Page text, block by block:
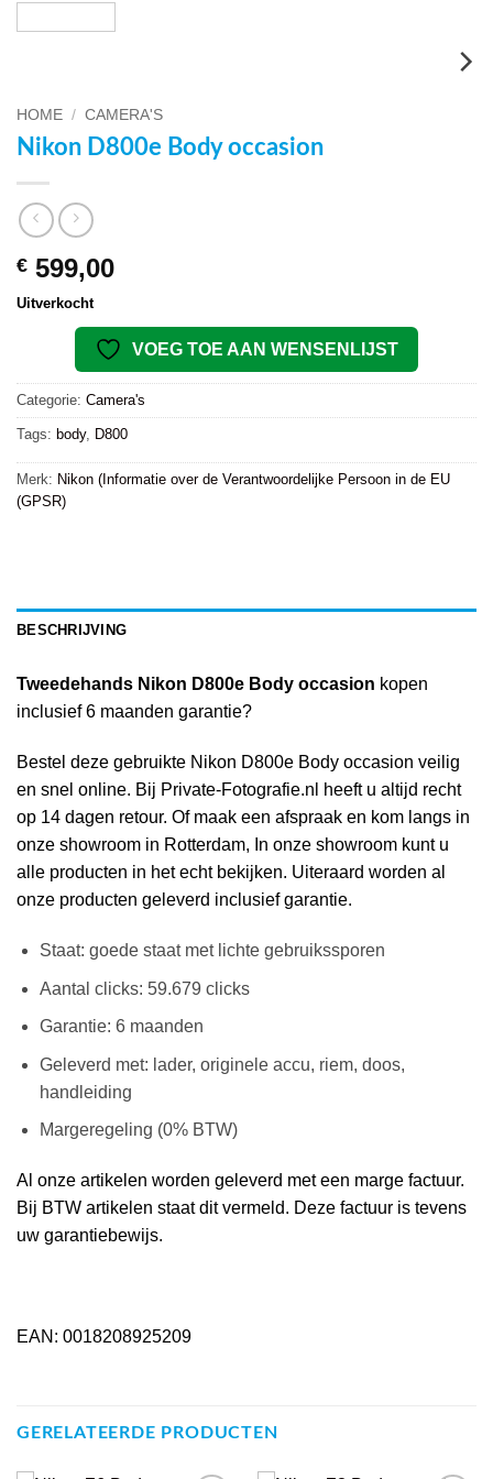
HOME / CAMERA'S
Nikon D800e Body occasion
€ 599,00
Uitverkocht
VOEG TOE AAN WENSENLIJST
Categorie: Camera's
Tags: body, D800
Merk: Nikon (Informatie over de Verantwoordelijke Persoon in de EU
(GPSR)
BESCHRIJVING
Tweedehands Nikon D800e Body occasion kopen
inclusief 6 maanden garantie?
Bestel deze gebruikte Nikon D800e Body occasion veilig
en snel online. Bij Private-Fotografie.nl heeft u altijd recht
op 14 dagen retour. Of maak een afspraak en kom langs in
onze showroom in Rotterdam, In onze showroom kunt u
alle producten in het echt bekijken. Uiteraard worden al
onze producten geleverd inclusief garantie.
Staat: goede staat met lichte gebruikssporen
Aantal clicks: 59.679 clicks
Garantie: 6 maanden
Geleverd met: lader, originele accu, riem, doos,
handleiding
Margeregeling (0% BTW)
Al onze artikelen worden geleverd met een marge factuur.
Bij BTW artikelen staat dit vermeld. Deze factuur is tevens
uw garantiebewijs.
EAN: 0018208925209
GERELATEERDE PRODUCTEN